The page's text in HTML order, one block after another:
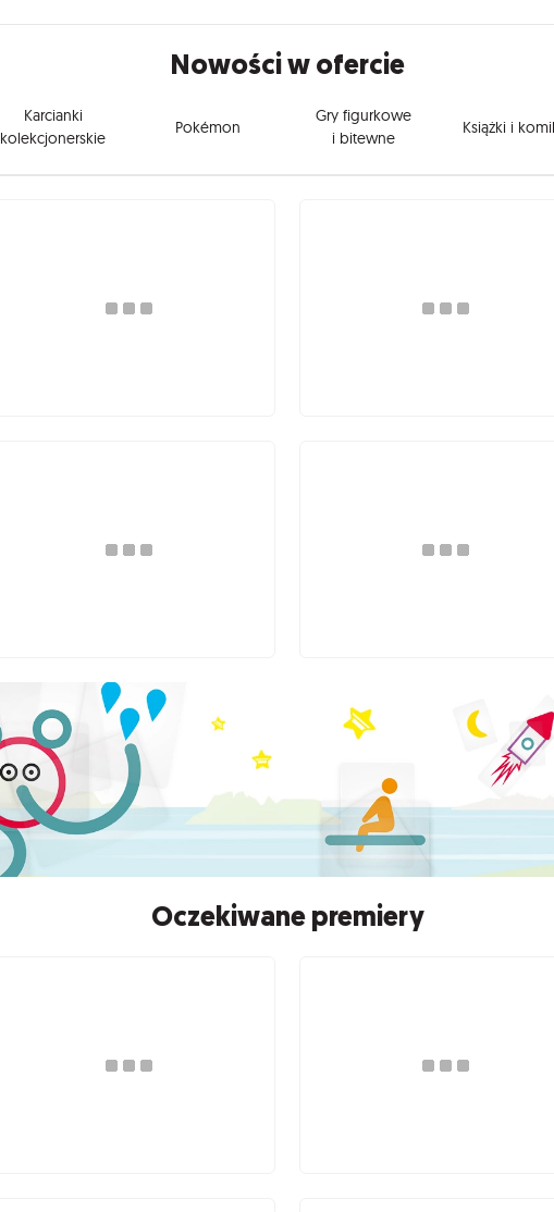
Nowości w ofercie
Karcianki
kolekcjonerskie
Pokémon
Gry figurkowe
i bitewne
Książki i
Oczekiwane premiery